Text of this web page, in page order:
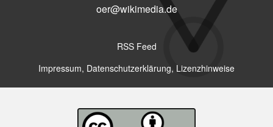
oer@wikimedia.de
RSS Feed
Impressum, Datenschutzerklärung, Lizenzhinweise